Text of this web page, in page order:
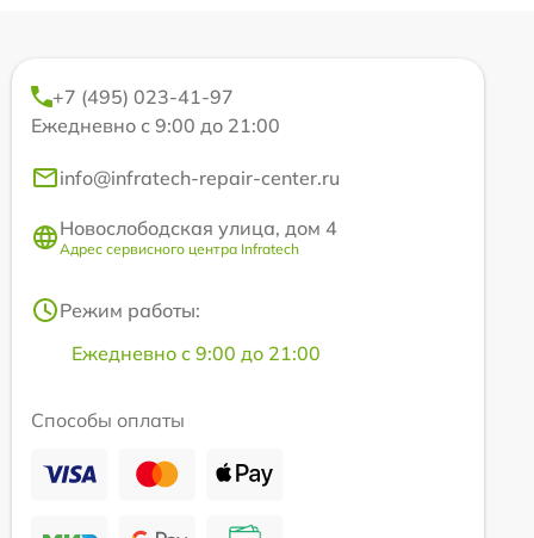
+7 (495) 023-41-97
Ежедневно с 9:00 до 21:00
info@infratech-repair-center.ru
Новослободская улица, дом 4
Адрес сервисного центра Infratech
Режим работы:
Ежедневно с 9:00 до 21:00
Способы оплаты